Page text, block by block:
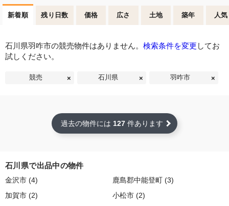
新着順 残り日数 価格 広さ 土地 築年 人気
石川県羽咋市の競売物件はありません。 検索条件を変更 してお
試しください。
競売 石川県 羽咋市
過去の物件には 127 件あります
石川県で出品中の物件
金沢市 (4) 鹿島郡中能登町 (3)
加賀市 (2) 小松市 (2)